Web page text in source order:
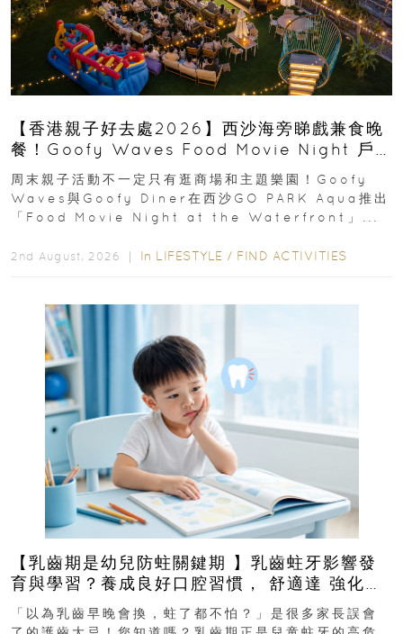
【香港親子好去處2026】西沙海旁睇戲兼食晚
餐！Goofy Waves Food Movie Night 戶
外影院逢週末登場
周末親子活動不一定只有逛商場和主題樂園！Goofy
Waves與Goofy Diner在西沙GO PARK Aqua推出
「Food Movie Night at the Waterfront」...
2nd August, 2026 ｜ In LIFESTYLE / FIND ACTIVITIES
【乳齒期是幼兒防蛀關鍵期 】乳齒蛀牙影響發
育與學習？養成良好口腔習慣， 舒適達 強化琺
瑯質 兒童牙膏防護指南
「以為乳齒早晚會換，蛀了都不怕？」是很多家長誤會